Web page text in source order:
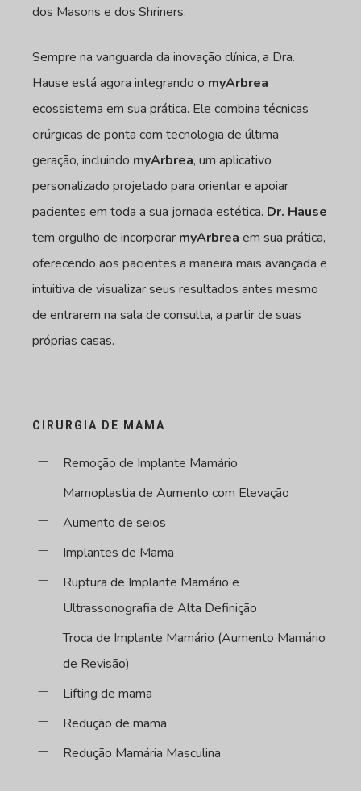
dos Masons e dos Shriners.
Sempre na vanguarda da inovação clínica, a Dra.
Hause está agora integrando o myArbrea
ecossistema em sua prática. Ele combina técnicas
cirúrgicas de ponta com tecnologia de última
geração, incluindo myArbrea, um aplicativo
personalizado projetado para orientar e apoiar
pacientes em toda a sua jornada estética. Dr. Hause
tem orgulho de incorporar myArbrea em sua prática,
oferecendo aos pacientes a maneira mais avançada e
intuitiva de visualizar seus resultados antes mesmo
de entrarem na sala de consulta, a partir de suas
próprias casas.
CIRURGIA DE MAMA
Remoção de Implante Mamário
Mamoplastia de Aumento com Elevação
Aumento de seios
Implantes de Mama
Ruptura de Implante Mamário e
Ultrassonografia de Alta Definição
Troca de Implante Mamário (Aumento Mamário
de Revisão)
Lifting de mama
Redução de mama
Redução Mamária Masculina